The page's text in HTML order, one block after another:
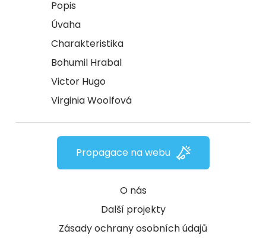
Popis
Úvaha
Charakteristika
Bohumil Hrabal
Victor Hugo
Virginia Woolfová
O nás
Další projekty
Zásady ochrany osobních údajů
Propagace na webu